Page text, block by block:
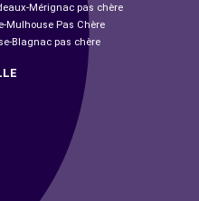
Mérignac pas chère
Mulhouse Pas Chère
Blagnac pas chère